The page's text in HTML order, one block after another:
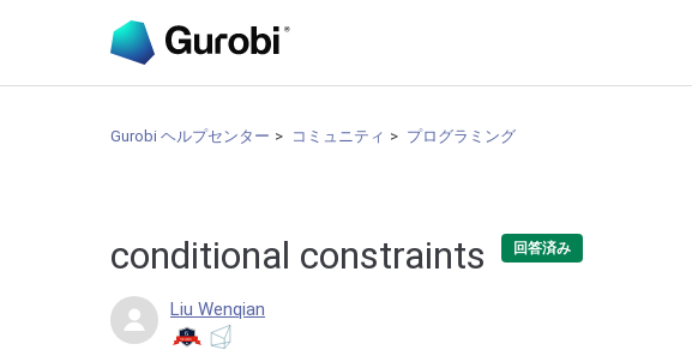
Gurobi ヘルプセンター コミュニティ プログラミング
conditional constraints 回答済み
Liu Wenqian